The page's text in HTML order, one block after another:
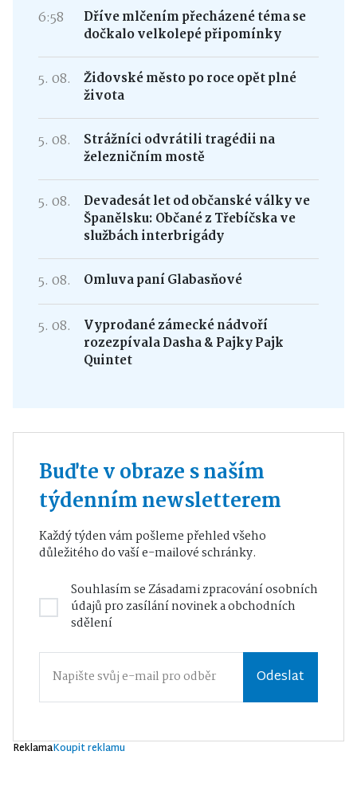
6:58
Dříve mlčením přecházené téma se
dočkalo velkolepé připomínky
5. 08.
Židovské město po roce opět plné
života
5. 08.
Strážníci odvrátili tragédii na
železničním mostě
5. 08.
Devadesát let od občanské války ve
Španělsku: Občané z Třebíčska ve
službách interbrigády
5. 08. Omluva paní Glabasňové
5. 08.
Vyprodané zámecké nádvoří
rozezpívala Dasha & Pajky Pajk
Quintet
Buďte v obraze s naším
týdenním newsletterem
Každý týden vám pošleme přehled všeho
důležitého do vaší e-mailové schránky.
Souhlasím seZásadami zpracování osobních
údajůpro zasílání novinek a obchodních
sdělení
Odeslat
ReklamaKoupit reklamu